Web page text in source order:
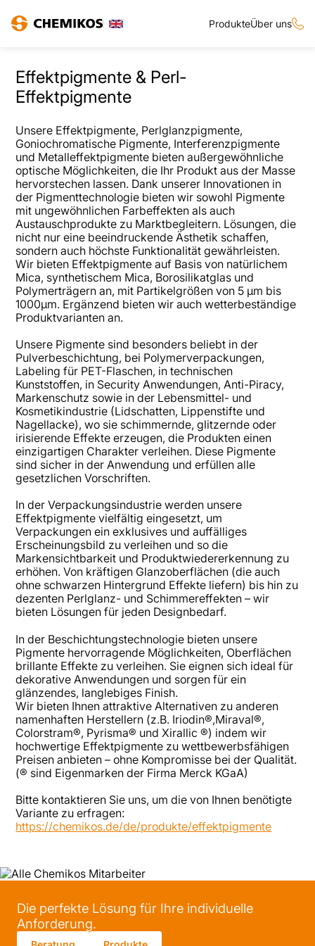
ProdukteÜber uns
Effektpigmente & Perl-
Effektpigmente
Unsere Effektpigmente, Perlglanzpigmente,
Goniochromatische Pigmente, Interferenzpigmente
und Metalleffektpigmente bieten außergewöhnliche
optische Möglichkeiten, die Ihr Produkt aus der Masse
hervorstechen lassen. Dank unserer Innovationen in
der Pigmenttechnologie bieten wir sowohl Pigmente
mit ungewöhnlichen Farbeffekten als auch
Austauschprodukte zu Marktbegleitern. Lösungen, die
nicht nur eine beeindruckende Ästhetik schaffen,
sondern auch höchste Funktionalität gewährleisten.
Wir bieten Effektpigmente auf Basis von natürlichem
Mica, synthetischem Mica, Borosilikatglas und
Polymerträgern an, mit Partikelgrößen von 5 µm bis
1000µm. Ergänzend bieten wir auch wetterbeständige
Produktvarianten an.
Unsere Pigmente sind besonders beliebt in der
Pulverbeschichtung, bei Polymerverpackungen,
Labeling für PET-Flaschen, in technischen
Kunststoffen, in Security Anwendungen, Anti-Piracy,
Markenschutz sowie in der Lebensmittel- und
Kosmetikindustrie (Lidschatten, Lippenstifte und
Nagellacke), wo sie schimmernde, glitzernde oder
irisierende Effekte erzeugen, die Produkten einen
einzigartigen Charakter verleihen. Diese Pigmente
sind sicher in der Anwendung und erfüllen alle
gesetzlichen Vorschriften.
In der Verpackungsindustrie werden unsere
Effektpigmente vielfältig eingesetzt, um
Verpackungen ein exklusives und auffälliges
Erscheinungsbild zu verleihen und so die
Markensichtbarkeit und Produktwiedererkennung zu
erhöhen. Von kräftigen Glanzoberflächen (die auch
ohne schwarzen Hintergrund Effekte liefern) bis hin zu
dezenten Perlglanz- und Schimmereffekten – wir
bieten Lösungen für jeden Designbedarf.
In der Beschichtungstechnologie bieten unsere
Pigmente hervorragende Möglichkeiten, Oberflächen
brillante Effekte zu verleihen. Sie eignen sich ideal für
dekorative Anwendungen und sorgen für ein
glänzendes, langlebiges Finish.
Wir bieten Ihnen attraktive Alternativen zu anderen
namenhaften Herstellern (z.B. Iriodin®,Miraval®,
Colorstram®, Pyrisma® und Xirallic ®) indem wir
hochwertige Effektpigmente zu wettbewerbsfähigen
Preisen anbieten – ohne Kompromisse bei der Qualität.
(® sind Eigenmarken der Firma Merck KGaA)
Bitte kontaktieren Sie uns, um die von Ihnen benötigte
Variante zu erfragen:
https://chemikos.de/de/produkte/effektpigmente
Die perfekte Lösung für Ihre individuelle
Anforderung.